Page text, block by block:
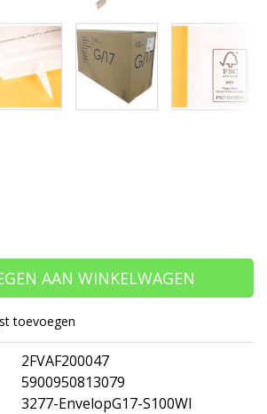
AAN WINKELWAGEN
toevoegen
2FVAF200047
5900950813079
3277-EnvelopG17-S100WI